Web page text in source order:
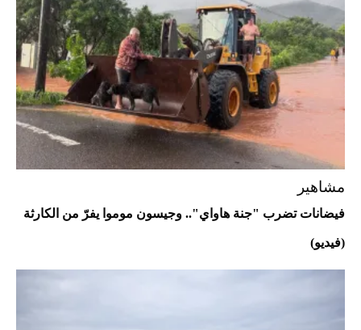
أغلى 10 عطور في العالم للرجال تمنحك فخامة
استثنائية
"بوجاتي ميسترال" الاستثنائية للبيع في
مزاد مونتيري
2026-07-23
مشاهير
فيضانات تضرب "جنة هاواي".. وجيسون موموا يفرّ من الكارثة
(فيديو)